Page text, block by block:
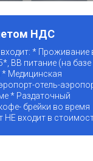
НДС
* Проживание
BB питание (на базе
* Медицинская
отель-
* Раздаточный
брейки во время
НЕ входит в